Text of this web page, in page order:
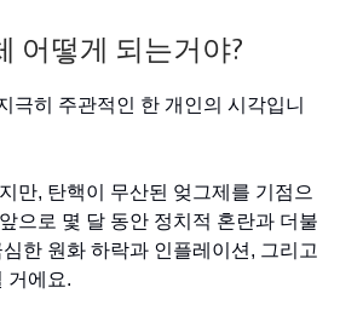
어떻게 되는거야?
극히 주관적인 한 개인의 시각입니
만, 탄핵이 무산된 엊그제를 기점으
으로 몇 달 동안 정치적 혼란과 더불
한 원화 하락과 인플레이션, 그리고
거에요.